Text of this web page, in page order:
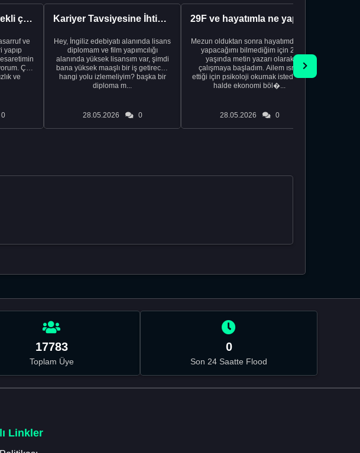
25 yaşındayım, sürekli çalışıyorum ve hâlâ maddi a...
ve
yapıp
Çok
ve
0
Kariyer Tavsiyesine İhtiyacınız Var
Hey, İngiliz edebiyatı alanında lisans
diplomam ve film yapımcılığı
alanında yüksek lisansım var, şimdi
bana yüksek maaşlı bir iş getirecek
hangi yolu izlemeliyim? başka bir
diploma m...
28.05.2026 0
Mezun olduktan sonra hayatımda ne
yapacağımı bilmediğim için 20
yaşında metin yazarı olarak
çalışmaya başladım. Ailem ısrar
ettiği için psikoloji okumak istediğim
halde ekonomi böl�...
28.05.2026 0
17783
Toplam Üye
0
Son 24 Saatte Flood
Linkler